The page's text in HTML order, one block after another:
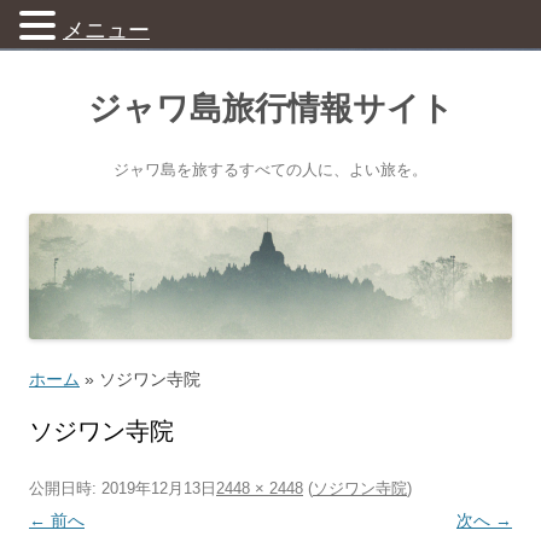
ジャワ島旅行情報サイト
ジャワ島を旅するすべての人に、よい旅を。
ホーム » ソジワン寺院
ソジワン寺院
公開日時: 2019年12月13日 2448 × 2448 (ソジワン寺院)
← 前へ 次へ →
メニュー